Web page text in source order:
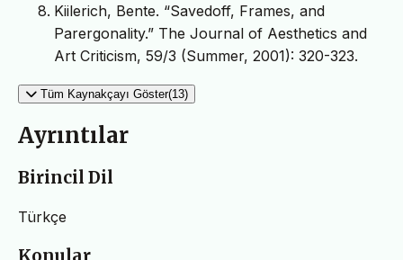
Kiilerich, Bente. “Savedoff, Frames, and
Parergonality.” The Journal of Aesthetics and
Art Criticism, 59/3 (Summer, 2001): 320-323.
Tüm Kaynakçayı Göster(13)
Ayrıntılar
Birincil Dil
Türkçe
Konular